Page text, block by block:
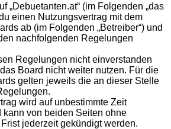
„Debuetanten.at“ (im Folgenden „das
einen Nutzungsvertrag mit dem
ab (im Folgenden „Betreiber“) und
nachfolgenden Regelungen
Regelungen nicht einverstanden
Board nicht weiter nutzen. Für die
gelten jeweils die an dieser Stelle
wird auf unbestimmte Zeit
kann von beiden Seiten ohne
jederzeit gekündigt werden.